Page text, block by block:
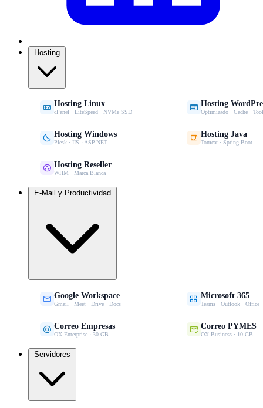
Hosting
 Hosting Linux
cPanel · LiteSpeed · NVMe SSD  Hosting
Optimizado · Cache ·
 Hosting Windows
Plesk · IIS · ASP.NET  Hosting Java
Tomcat · Spring Boot
 Hosting Reseller
WHM · Marca Blanca
E-Mail y Productividad
 Google Workspace
Gmail · Meet · Drive · Docs  Microsoft 365
Teams · Outlook · Office
 Correo Empresas
OX Enterprise · 30 GB  Correo PYMES
OX Business · 10 GB
Servidores